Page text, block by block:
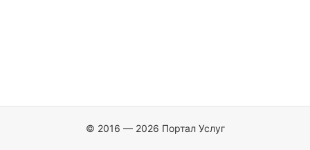
© 2016 — 2026 Портал Услуг